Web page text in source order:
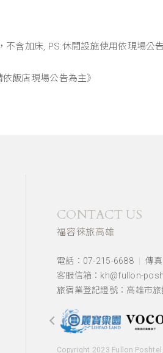
含加床, PS:休閒設施使用依現場公
飯店現場公告為主》
CONTACT US
福容徠旅高雄
電話：07-215-6688
傳
客服信箱：kh@fullon-
旅宿業登記證號：高雄市
Copyright 2023 Fullon